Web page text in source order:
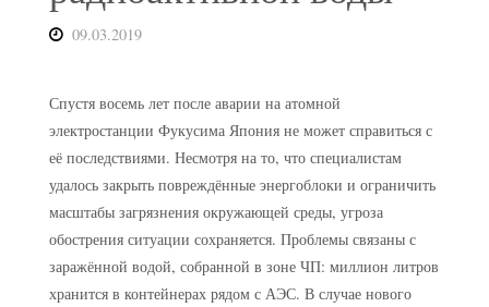
09.03.2019
Спустя восемь лет после аварии на атомной
электростанции Фукусима Япония не может справиться с
её последствиями. Несмотря на то, что специалистам
удалось закрыть повреждённые энергоблоки и ограничить
масштабы загрязнения окружающей среды, угроза
обострения ситуации сохраняется. Проблемы связаны с
заражённой водой, собранной в зоне ЧП: миллион литров
хранится в контейнерах рядом с АЭС. В случае нового